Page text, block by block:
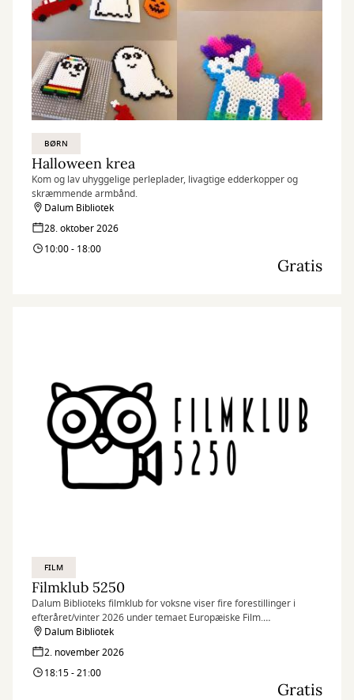
BØRN
Halloween krea
Kom og lav uhyggelige perleplader, livagtige edderkopper og
skræmmende armbånd.
Dalum Bibliotek
28. oktober 2026
10:00 - 18:00
Gratis
FILM
Filmklub 5250
Dalum Biblioteks filmklub for voksne viser fire forestillinger i
efteråret/vinter 2026 under temaet Europæiske Film.
Programmet kan hentes og ses på Dalum Bibliotek fra d. 1.
august.
Billetter kan bestilles fra den 31. juli.
Dalum Bibliotek
2. november 2026
18:15 - 21:00
Gratis